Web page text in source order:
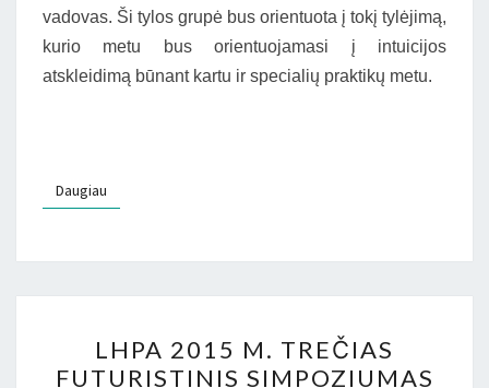
vadovas. Ši tylos grupė bus orientuota į tokį tylėjimą,
kurio metu bus orientuojamasi į intuicijos
atskleidimą būnant kartu ir specialių praktikų metu.
Daugiau
2015
LHPA 2015 M. TREČIAS
FUTURISTINIS SIMPOZIUMAS